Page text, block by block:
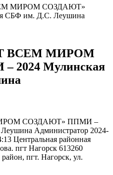
МИРОМ СОЗДАЮТ»
СБФ им. Д.С. Леушина
ВСЕМ МИРОМ
Мулинская
СОЗДАЮТ» ППМИ –
Администратор 2024-
Центральная районная
пгт Нагорск 613260
пгт. Нагорск, ул.